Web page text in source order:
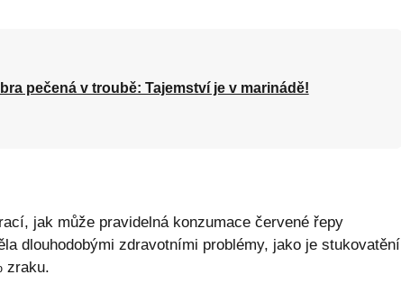
pečená v troubě: Tajemství je v marinádě!
jak může pravidelná konzumace červené řepy
dlouhodobými zdravotními problémy, jako je stukovatění
zraku.